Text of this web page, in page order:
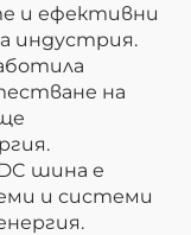
и ефективни
индустрия.
на
шина е
и системи